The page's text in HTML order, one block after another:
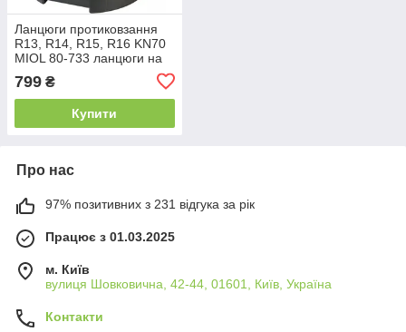
Ланцюги протиковзання
R13, R14, R15, R16 KN70
MIOL 80-733 ланцюги на
799 ₴
Купити
Про нас
97% позитивних з 231 відгука за рік
Працює з 01.03.2025
м. Київ
вулиця Шовковична, 42-44, 01601, Київ, Україна
Контакти